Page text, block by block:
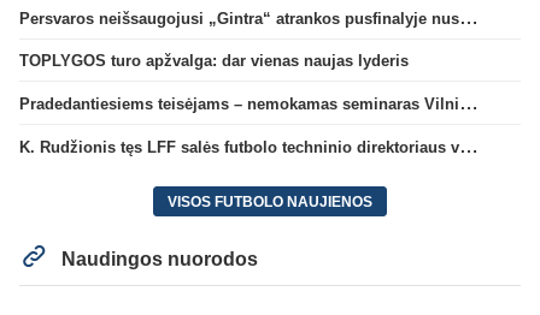
Persvaros neišsaugojusi „Gintra“ atrankos pusfinalyje nusileido Škotijos čempionėms
TOPLYGOS turo apžvalga: dar vienas naujas lyderis
Pradedantiesiems teisėjams – nemokamas seminaras Vilniuje šį penktadienį
K. Rudžionis tęs LFF salės futbolo techninio direktoriaus veiklą
VISOS FUTBOLO NAUJIENOS
Naudingos nuorodos